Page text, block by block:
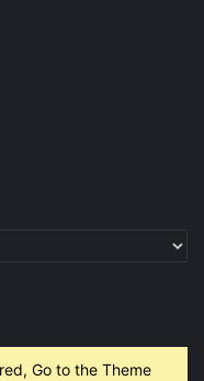
Go to the Theme